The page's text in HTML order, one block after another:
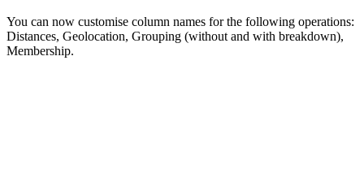
You can now customise column names for the following operations:
Distances, Geolocation, Grouping (without and with breakdown),
Membership.